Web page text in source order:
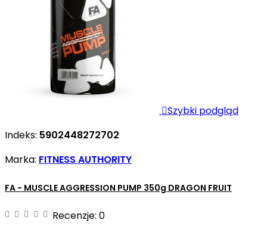
Szybki podgląd
Indeks: 5902448272702
Marka: FITNESS AUTHORITY
FA - MUSCLE AGGRESSION PUMP 350g DRAGON FRUIT
Recenzje: 0